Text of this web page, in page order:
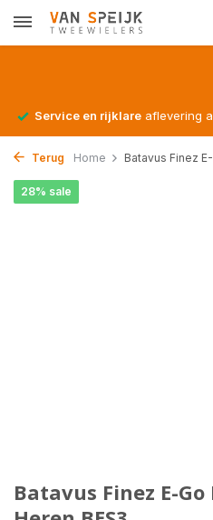
Service en rijklare aflevering
Terug Home Batavus Finez
Batavus Finez E-
28% sale